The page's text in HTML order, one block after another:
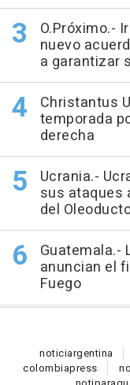
O.Próximo.-
nuevo
a garantizar
Christantus
temporada
derecha
Ucrania.-
sus ataques
del
Guatemala.-
anuncian el
Fuego
noticiargentina
colombiapress